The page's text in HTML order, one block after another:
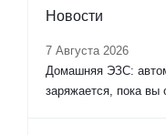
Новости
7 Августа 2026
Домашняя ЭЗС:
заряжается, пока вы